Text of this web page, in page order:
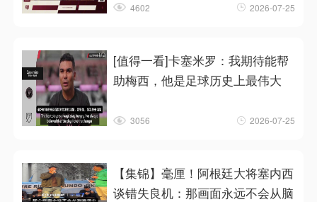
4602 2026-07-25
[值得一看]卡塞米罗：我期待能帮
助梅西，他是足球历史上最伟大
3056 2026-07-25
【集锦】毫厘！阿根廷大将塞内西
谈错失良机：那画面永远不会从脑